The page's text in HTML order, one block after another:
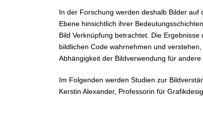
In der Forschung werden deshalb Bilder
Ebene hinsichtlich ihrer
Bild Verknüpfung betrachtet. Die
bildlichen Code wahrnehmen und
Abhängigkeit der Bildverwendung für
Im Folgenden werden Studien zur
Kerstin Alexander, Professorin für